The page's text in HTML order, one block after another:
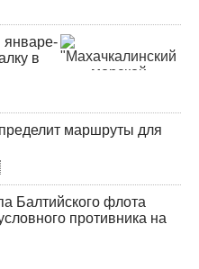
январе-
в
маршруты для
Балтийского флота
противника на